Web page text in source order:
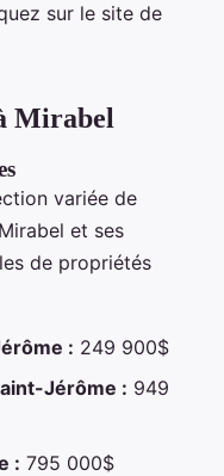
sur le site de
Mirabel
variée de
et ses
de propriétés
: 249 900$
Jérôme : 949
: 795 000$